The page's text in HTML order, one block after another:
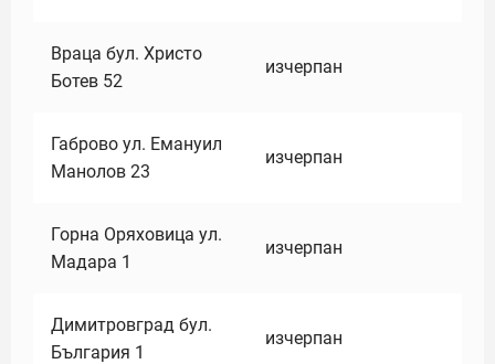
Враца бул. Христо
Ботев 52
изчерпан
Габрово ул. Емануил
Манолов 23
изчерпан
Горна Оряховица ул.
Мадара 1
изчерпан
Димитровград бул.
България 1
изчерпан